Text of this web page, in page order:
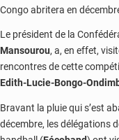
Congo abritera en
Le président de la
Mansourou, a, en effet,
rencontres de cette
Edith-Lucie-Bongo-
Bravant la pluie qui s’est
décembre, les délégations